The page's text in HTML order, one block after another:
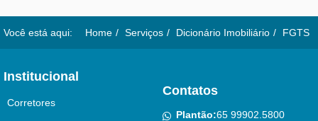
Você está aqui: Home Serviços Dicionário Imobiliário FGTS
Institucional
Corretores
Contatos
Plantão:65 99902.5800